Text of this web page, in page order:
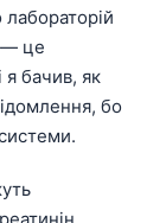
— це
бачив, як
бо